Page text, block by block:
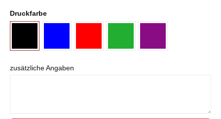
Druckfarbe
zusätzliche Angaben